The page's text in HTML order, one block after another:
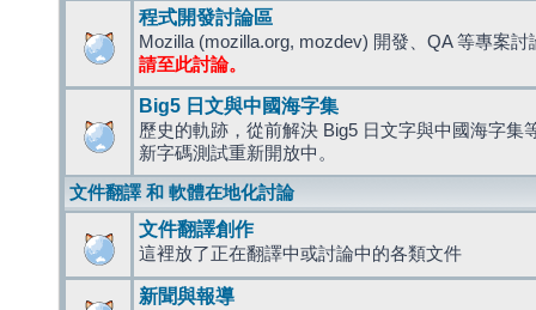
程式開發討論區
Mozilla (mozilla.org, mozdev) 開發、QA 等專案討
請至此討論。
Big5 日文與中國海字集
歷史的軌跡，從前解決 Big5 日文字與中國海字集
新字碼測試重新開放中。
文件翻譯 和 軟體在地化討論
文件翻譯創作
這裡放了正在翻譯中或討論中的各類文件
新聞與報導